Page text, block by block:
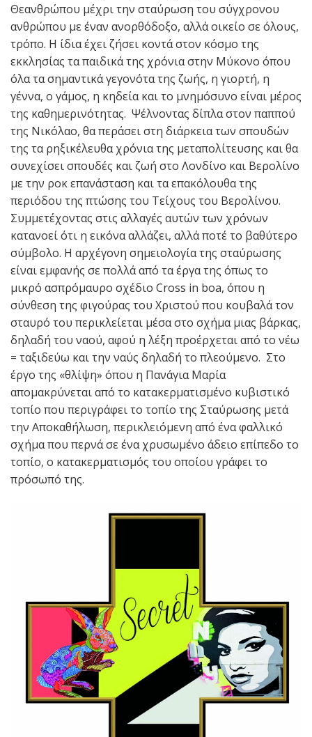
Θεανθρώπου μέχρι την σταύρωση του σύγχρονου
ανθρώπου με έναν ανορθόδοξο, αλλά οικείο σε όλους,
τρόπο. Η ίδια έχει ζήσει κοντά στον κόσμο της
εκκλησίας τα παιδικά της χρόνια στην Μύκονο όπου
όλα τα σημαντικά γεγονότα της ζωής, η γιορτή, η
γέννα, ο γάμος, η κηδεία και το μνημόσυνο είναι μέρος
της καθημερινότητας. Ψέλνοντας δίπλα στον παππού
της Νικόλαο, θα περάσει στη διάρκεια των σπουδών
της τα ρηξικέλευθα χρόνια της μεταπολίτευσης και θα
συνεχίσει σπουδές και ζωή στο Λονδίνο και Βερολίνο
με την ροκ επανάσταση και τα επακόλουθα της
περιόδου της πτώσης του Τείχους του Βερολίνου.
Συμμετέχοντας στις αλλαγές αυτών των χρόνων
κατανοεί ότι η εικόνα αλλάζει, αλλά ποτέ το βαθύτερο
σύμβολο. Η αρχέγονη σημειολογία της σταύρωσης
είναι εμφανής σε πολλά από τα έργα της όπως το
μικρό ασπρόμαυρο σχέδιο Cross in boa, όπου η
σύνθεση της φιγούρας του Χριστού που κουβαλά τον
σταυρό του περικλείεται μέσα στο σχήμα μιας βάρκας,
δηλαδή του ναού, αφού η λέξη προέρχεται από το νέω
= ταξιδεύω και την ναύς δηλαδή το πλεούμενο. Στο
έργο της «θλίψη» όπου η Πανάγια Μαρία
απομακρύνεται από το κατακερματισμένο κυβιστικό
τοπίο που περιγράφει το τοπίο της Σταύρωσης μετά
την Αποκαθήλωση, περικλειόμενη από ένα φαλλικό
σχήμα που περνά σε ένα χρυσωμένο άδειο επίπεδο το
τοπίο, ο κατακερματισμός του οποίου γράφει το
πρόσωπό της.